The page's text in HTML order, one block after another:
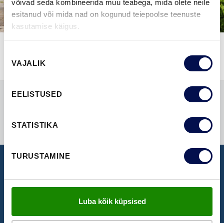
võivad seda kombineerida muu teabega, mida olete neile
esitanud või mida nad on kogunud teiepoolse teenuste
kasutamise käigus.
valik
VAJALIK
EELISTUSED
STATISTIKA
TURUSTAMINE
Luba kõik küpsised
NÄIDISTESAAL
Broneeri aeg Swedoori näidistesaali